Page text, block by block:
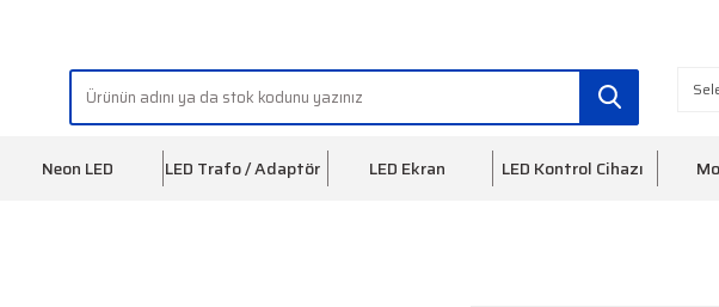
Neon LED LED Trafo / Adaptör LED Ekran LED Kontrol Cihazı